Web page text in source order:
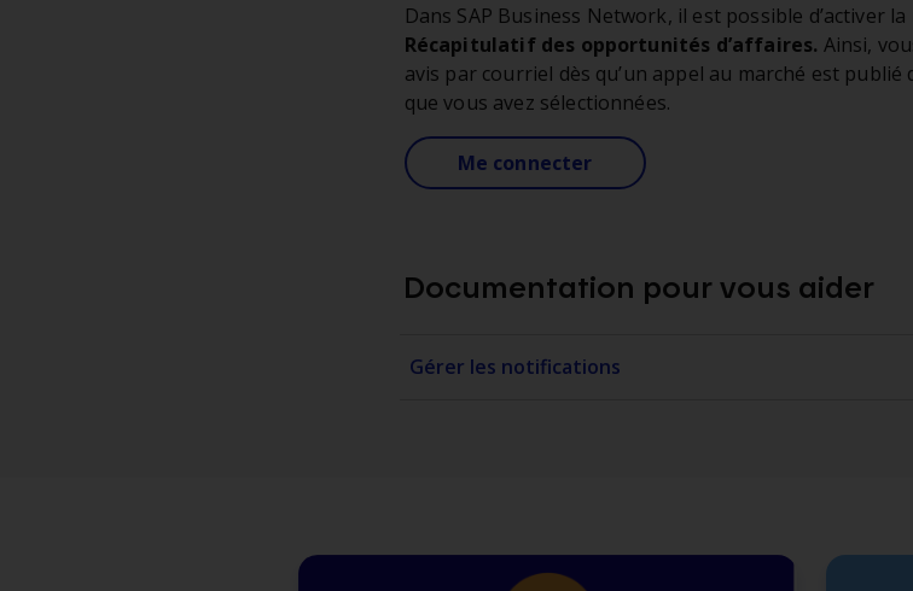
Dans SAP Business Network, il est possible d’activer
Récapitulatif des opportunités d’affaires. Ainsi,
avis par courriel dès qu’un appel au marché est publié
que vous avez sélectionnées.
Me connecter
Documentation pour vous aider
Gérer les notifications